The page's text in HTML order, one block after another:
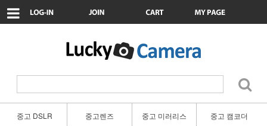
중고 DSLR 중고렌즈 중고 미러리스 중고 캠코더